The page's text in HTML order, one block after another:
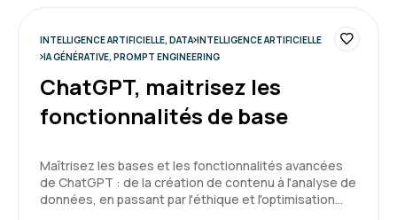
Formation : IA générative, travaillez 3 fois plus vite
Enchantée par cette 1ère expérience, formation
très intéressante, bon équilibre entre la théorie
INTELLIGENCE ARTIFICIELLE, DATA INTELLIGENCE ARTIFICIELLE
IA GÉNÉRATIVE, PROMPT ENGINEERING
ChatGPT, maitrisez les
fonctionnalités de base
Maîtrisez les bases et les fonctionnalités avancées
de ChatGPT : de la création de contenu à l'analyse de
données, en passant par l'éthique et l'optimisation…